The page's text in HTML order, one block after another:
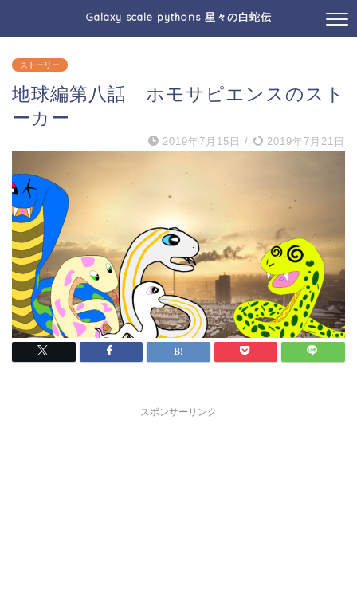
Galaxy scale pythons 星々の白蛇伝
ストーリー
地球編第八話 ホモサピエンスのスト
ーカー
2019年7月15日 / 2019年7月21日
スポンサーリンク